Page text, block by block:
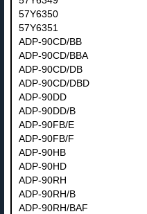
57Y6350
57Y6351
ADP-90CD/BB
ADP-90CD/BBA
ADP-90CD/DB
ADP-90CD/DBD
ADP-90DD
ADP-90DD/B
ADP-90FB/E
ADP-90FB/F
ADP-90HB
ADP-90HD
ADP-90RH
ADP-90RH/B
ADP-90RH/BAF